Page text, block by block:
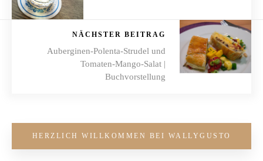
NÄCHSTER BEITRAG
Auberginen-Polenta-Strudel und
Tomaten-Mango-Salat |
Buchvorstellung
HERZLICH WILLKOMMEN BEI WALLYGUSTO